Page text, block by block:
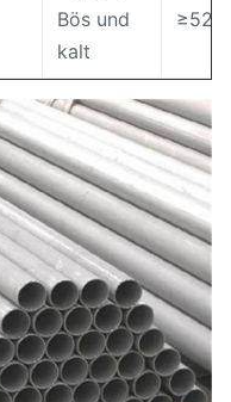
Bös und
kalt
≥520